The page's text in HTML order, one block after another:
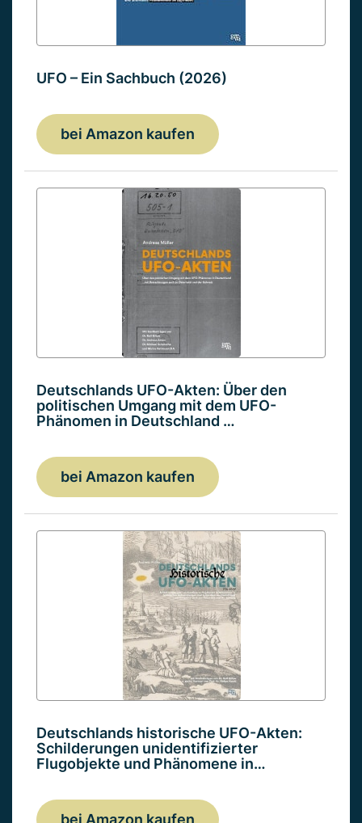
UFO – Ein Sachbuch (2026)
bei Amazon kaufen
Deutschlands UFO-Akten: Über den
politischen Umgang mit dem UFO-
Phänomen in Deutschland …
bei Amazon kaufen
Deutschlands historische UFO-Akten:
Schilderungen unidentifizierter
Flugobjekte und Phänomene in…
bei Amazon kaufen